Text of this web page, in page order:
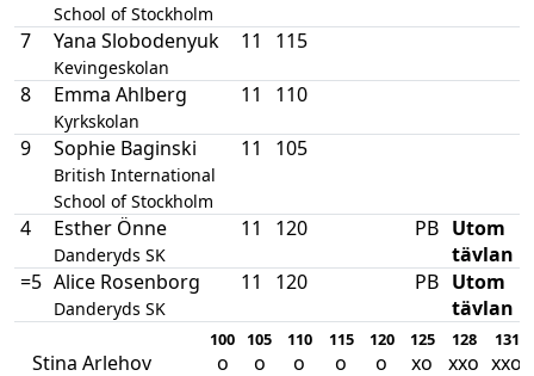
School of Stockholm
7 Yana Slobodenyuk
Kevingeskolan
11 115
8 Emma Ahlberg
Kyrkskolan
11 110
9 Sophie Baginski
British International
School of Stockholm
11 105
4 Esther Önne
Danderyds SK
11 120 PB Utom
tävlan
=5 Alice Rosenborg
Danderyds SK
11 120 PB Utom
tävlan
100 105 110 115 120 125 128 131
Stina Arlehov o o o o o xo xxo xxo